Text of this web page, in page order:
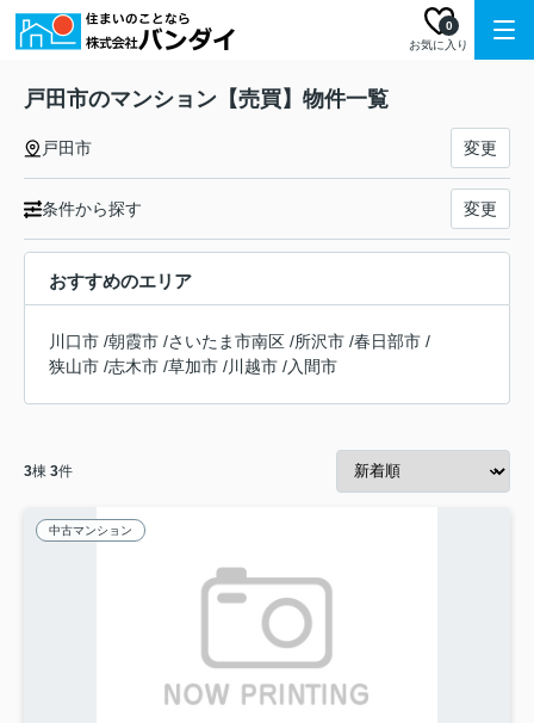
お気に入り
0
戸田市のマンション【売買】物件一覧
戸田市 変更
条件から探す 変更
おすすめのエリア
川口市 /朝霞市 /さいたま市南区 /所沢市 /春日部市 /
狭山市 /志木市 /草加市 /川越市 /入間市
3棟 3件
中古マンション